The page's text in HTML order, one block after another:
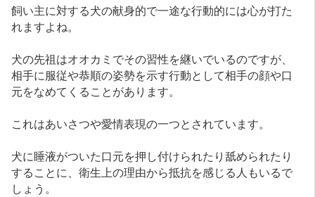
飼い主に対する犬の献身的で一途な行動的には心が打た
れますよね。
犬の先祖はオオカミでその習性を継いでいるのですが、
相手に服従や恭順の姿勢を示す行動として相手の顔や口
元をなめてくることがあります。
これはあいさつや愛情表現の一つとされています。
犬に睡液がついた口元を押し付けられたり舐められたり
することに、衛生上の理由から抵抗を感じる人もいるで
しょう。